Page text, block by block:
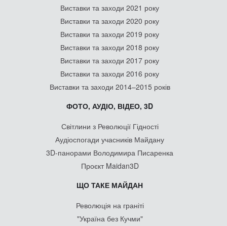
Виставки та заходи 2021 року
Виставки та заходи 2020 року
Виставки та заходи 2019 року
Виставки та заходи 2018 року
Виставки та заходи 2017 року
Виставки та заходи 2016 року
Виставки та заходи 2014–2015 років
ФОТО, АУДІО, ВІДЕО, 3D
Світлини з Революції Гідності
Аудіоспогади учасників Майдану
3D-панорами Володимира Писаренка
Проєкт Maidan3D
ЩО ТАКЕ МАЙДАН
Революція на граніті
"Україна без Кучми"